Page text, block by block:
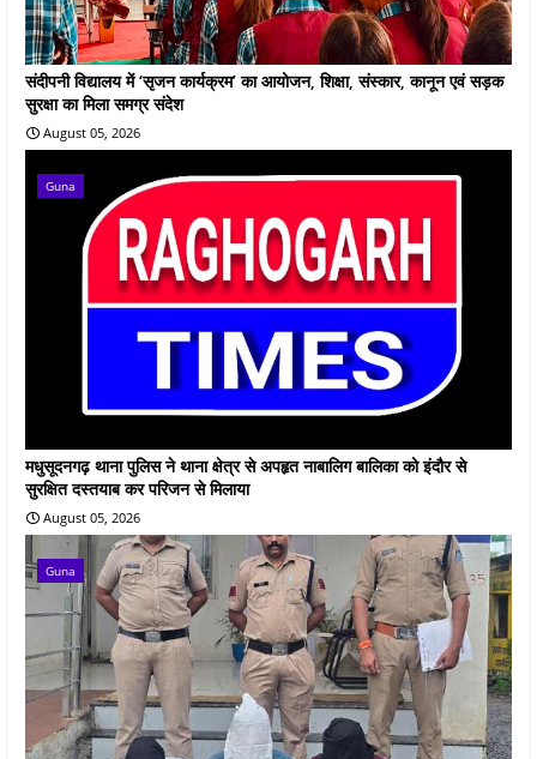
संदीपनी विद्यालय में ‘सृजन कार्यक्रम’ का आयोजन, शिक्षा, संस्कार, कानून एवं सड़क
सुरक्षा का मिला समग्र संदेश
August 05, 2026
Guna
मधुसूदनगढ़ थाना पुलिस ने थाना क्षेत्र से अपहृत नाबालिग बालिका को इंदौर से
सुरक्षित दस्तयाब कर परिजन से मिलाया
August 05, 2026
Guna